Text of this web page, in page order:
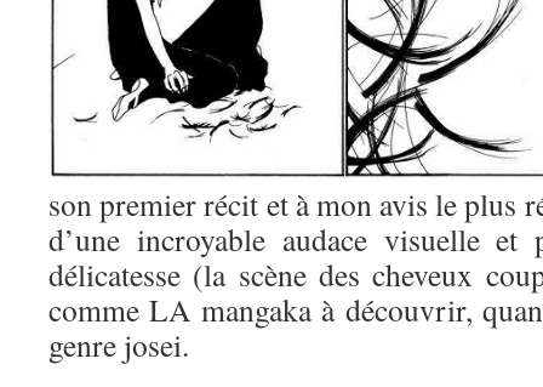
son premier récit et à mon avis le plus
d’une incroyable audace visuelle et
délicatesse (la scène des cheveux
comme LA mangaka à découvrir,
genre josei.